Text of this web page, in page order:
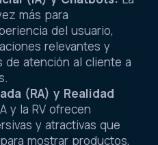
más para
del usuario,
relevantes y
de atención al cliente a
(RA) y Realidad
y la RV ofrecen
y atractivas que
mostrar productos,